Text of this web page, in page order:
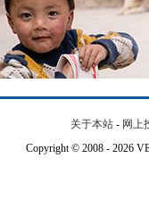
关于本站 - 网上
Copyright © 2008 - 2026